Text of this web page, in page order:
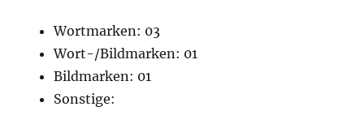
Wortmarken: 03
Wort-/Bildmarken: 01
Bildmarken: 01
Sonstige: